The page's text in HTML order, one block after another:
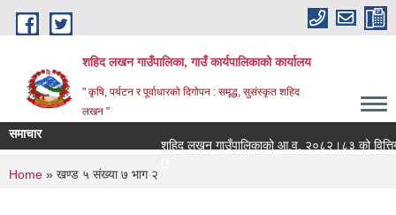
Skip to main content
शहिद लखन गाउँपालिका, गाउँ कार्यपालिकाको कार्यालय
" कृषि, पर्यटन र पूर्वाधारको दिगोपन : समृद्ध, सुसंस्कृत शहिद
लखन "
समाचार
शहिद लखन गाउँपालिकाको आ.व. २०८२।८३ को वित्तिय
You are here
Home » खण्ड ५ संख्या ७ भाग २